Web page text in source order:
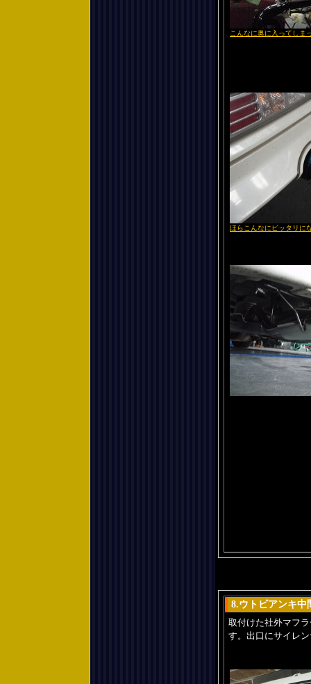
こんなに奥に入ってしま
ほらこんなにピッタリに
8.ウトビアンキ中
取付けた社外マフ
す。出口にサイレ